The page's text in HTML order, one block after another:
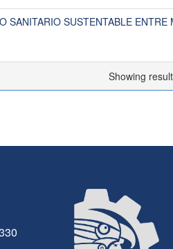
SANITARIO SUSTENTABLE ENTRE
Showing